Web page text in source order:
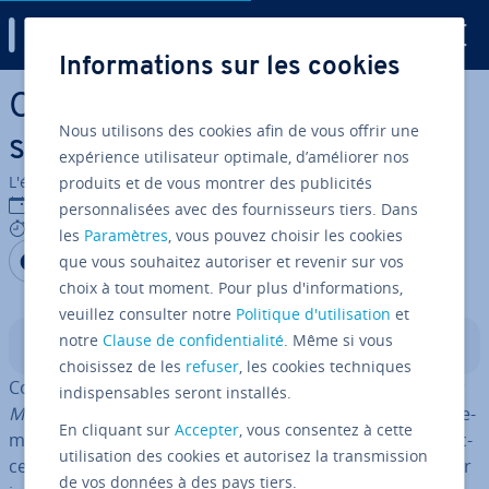
Aller au contenu principal
CMS Contao : une al­ter­na­tive
svelte à TYPO3
L'équipe édi­to­riale IONOS
21/05/2025
9 mins
Partager sur Facebook
Partager sur Twitter
Partager sur LinkedIn
Sommaire
Contao est un système de gestion de contenu (
Ma­na­ge­ment System
flexible et fa­ci­le­
ment ex­ten­sible, utilisé pour la création de sites Web ac­
ces­sibles et res­pon­sives. Il offre une interface uti­li­sa­teur
Informations sur les cookies
Nous utilisons des cookies afin de vous offrir une
expérience utilisateur optimale, d’améliorer nos
produits et de vous montrer des publicités
personnalisées avec des fournisseurs tiers. Dans
les Paramètres, vous pouvez choisir les cookies
que vous souhaitez autoriser et revenir sur vos
choix à tout moment. Pour plus d'informations,
veuillez consulter notre Politique d'utilisation et
notreClause de confidentialité. Même si vous
choisissez de les refuser, les cookies techniques
indispensables seront installés.
En cliquant surAccepter, vous consentez à cette
utilisation des cookies et autorisez la transmission
de vos données à des pays tiers.